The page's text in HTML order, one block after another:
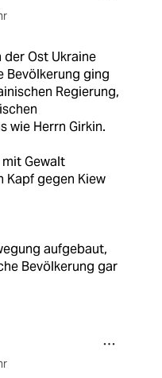
der Ost Ukraine
Bevölkerung ging
Regierung,
wie Herrn Girkin.
Gewalt
Kapf gegen Kiew
aufgebaut,
Bevölkerung gar